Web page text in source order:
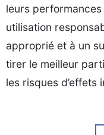
leurs
utilisation
approprié et à un
tirer le meilleur
les risques d’effets